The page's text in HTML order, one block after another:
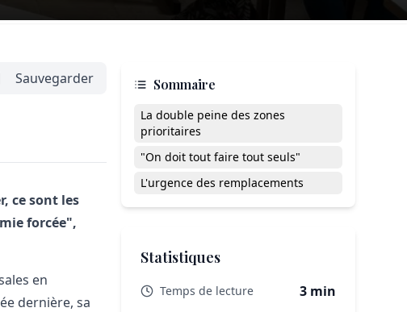
Sauvegarder
ce sont les
forcée",
en
dernière, sa
Sommaire
La double peine des zones
prioritaires
"On doit tout faire tout seuls"
L'urgence des remplacements
Statistiques
Temps de lecture 3 min